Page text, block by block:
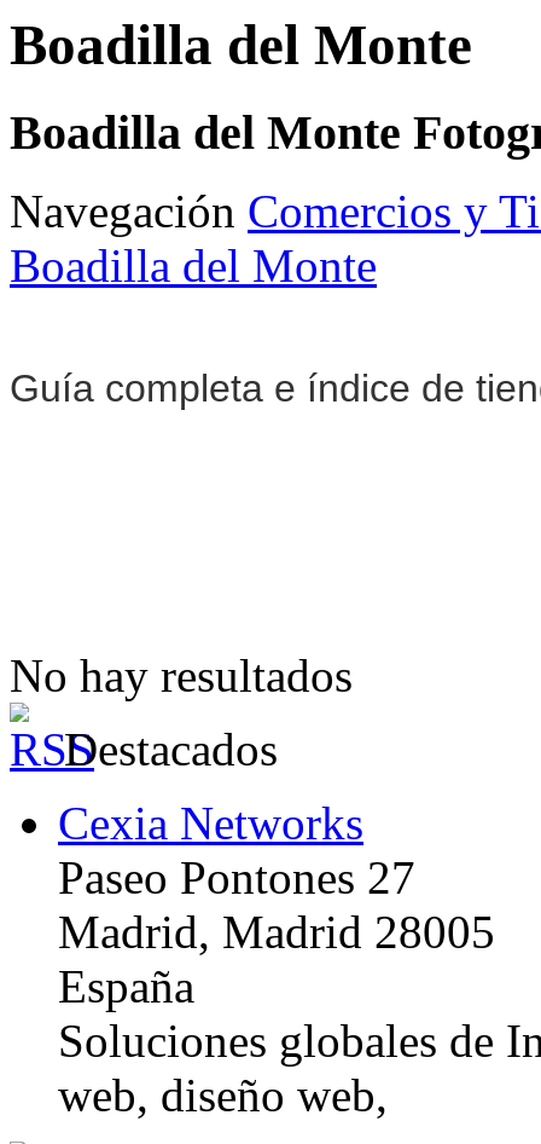
Boadilla del Monte
Boadilla del Monte
Navegación Comercios y
Boadilla del Monte
Guía completa e índice de
No hay resultados
Destacados
Cexia Networks
Paseo Pontones 27
Madrid, Madrid 28005
España
Soluciones globales de
web, diseño web,